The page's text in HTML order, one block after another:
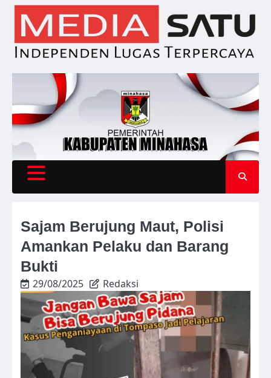
Skip
content
Sajam Berujung Maut, Polisi
Amankan Pelaku dan Barang
Bukti
29/08/2025 Redaksi